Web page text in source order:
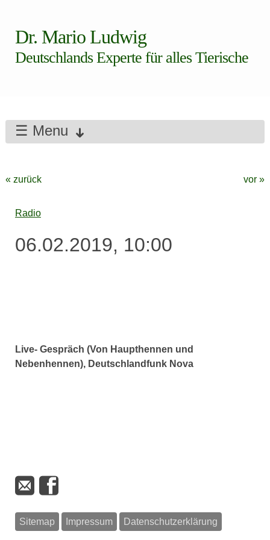
Dr. Mario Ludwig
Deutschlands Experte für alles Tierische
☰ Menu
« zurück vor »
Radio
06.02.2019, 10:00
Live- Gespräch (Von Haupthennen und
Nebenhennen), Deutschlandfunk Nova
Sitemap Impressum Datenschutzerklärung